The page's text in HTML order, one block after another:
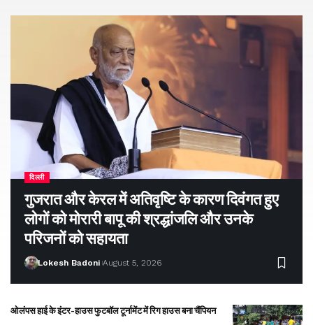
दिल्ली
गुजरात और केरल में अतिवृष्टि के कारण दिवंगत हुए
लोगों को मोरारी बापू की श्रद्धांजलि और उनके
परिजनों को सहायता
Lokesh Badoni August 5, 2026
ओलंपस हाई के इंटर-हाउस फुटबॉल टूर्नामेंट में रिग हाउस बना चैंपियन